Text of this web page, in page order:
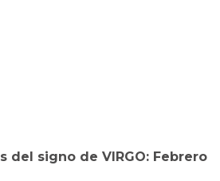
del signo de VIRGO: Febrero